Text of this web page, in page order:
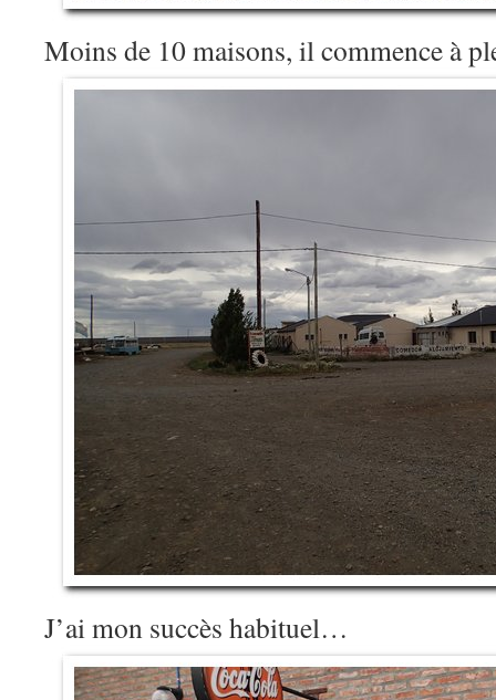
Moins de 10 maisons, il commence à
J’ai mon succès habituel…